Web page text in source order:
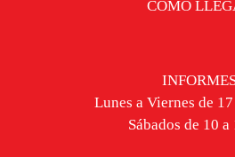
COMO
Lunes a Viernes de
Sábados de 10 a